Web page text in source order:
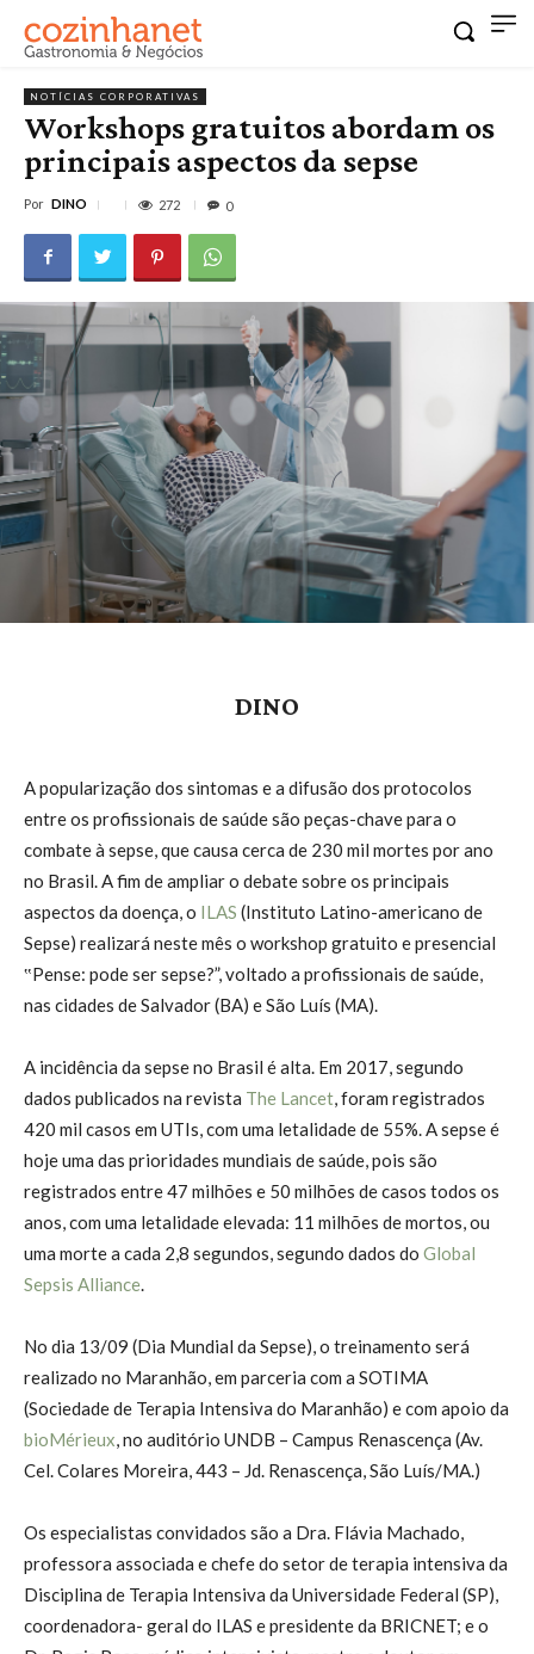
NOTÍCIAS CORPORATIVAS
Workshops gratuitos abordam os
principais aspectos da sepse
Por DINO 272 0
DINO
A popularização dos sintomas e a difusão dos protocolos
entre os profissionais de saúde são peças-chave para o
combate à sepse, que causa cerca de 230 mil mortes por ano
no Brasil. A fim de ampliar o debate sobre os principais
aspectos da doença, o ILAS (Instituto Latino-americano de
Sepse) realizará neste mês o workshop gratuito e presencial
‟Pense: pode ser sepse?”, voltado a profissionais de saúde,
nas cidades de Salvador (BA) e São Luís (MA).
A incidência da sepse no Brasil é alta. Em 2017, segundo
dados publicados na revista The Lancet , foram registrados
420 mil casos em UTIs, com uma letalidade de 55%. A sepse é
hoje uma das prioridades mundiais de saúde, pois são
registrados entre 47 milhões e 50 milhões de casos todos os
anos, com uma letalidade elevada: 11 milhões de mortos, ou
uma morte a cada 2,8 segundos, segundo dados do Global
Sepsis Alliance
No dia 13/09 (Dia Mundial da Sepse), o treinamento será
realizado no Maranhão, em parceria com a SOTIMA
(Sociedade de Terapia Intensiva do Maranhão) e com apoio da
bioMérieux , no auditório UNDB – Campus Renascença (Av.
Cel. Colares Moreira, 443 – Jd. Renascença, São Luís/MA.)
Os especialistas convidados são a Dra. Flávia Machado,
professora associada e chefe do setor de terapia intensiva da
Disciplina de Terapia Intensiva da Universidade Federal (SP),
coordenadora- geral do ILAS e presidente da BRICNET; e o